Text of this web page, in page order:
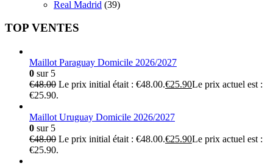
Real Madrid (39)
TOP VENTES
Maillot Paraguay Domicile 2026/2027
0 sur 5
€48.00 Le prix initial était : €48.00.€25.90Le prix actuel est :
€25.90.
Maillot Uruguay Domicile 2026/2027
0 sur 5
€48.00 Le prix initial était : €48.00.€25.90Le prix actuel est :
€25.90.